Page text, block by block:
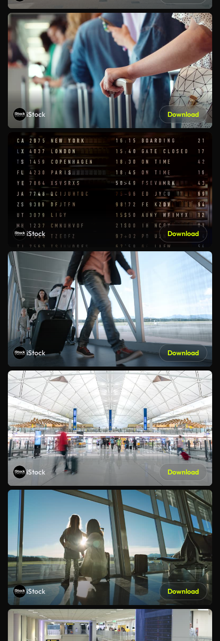
iStock Download
iStock Download
iStock Download
iStock Download
iStock Download